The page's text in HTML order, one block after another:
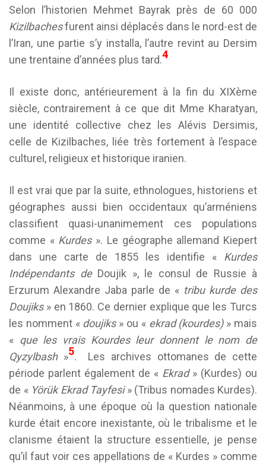
Selon l’historien Mehmet Bayrak près de 60 000
Kizilbachesfurent ainsi déplacés dans le nord-est de
l’Iran, une partie s’y installa, l’autre revint au Dersim
une trentaine d’années plus tard.4
Il existe donc, antérieurement à la fin du XIXème
siècle, contrairement à ce que dit Mme Kharatyan,
une identité collective chez les Alévis Dersimis,
celle de Kizilbaches, liée très fortement à l’espace
culturel, religieux et historique iranien.
Il est vrai que par la suite, ethnologues, historiens et
géographes aussi bien occidentaux qu’arméniens
classifient quasi-unanimement ces populations
comme « Kurdes». Le géographe allemand Kiepert
dans une carte de 1855 les identifie « Kurdes
Indépendants de Doujik », le consul de Russie à
Erzurum Alexandre Jaba parle de « tribu kurde des
Doujiks» en 1860. Ce dernier explique que les Turcs
les nomment « doujiks» ou « ekrad (kourdes)» mais
« que les vrais Kourdes leur donnent le nom de
Qyzylbash»5. Les archives ottomanes de cette
période parlent également de « Ekrad» (Kurdes) ou
de « Yörük Ekrad Tayfesi» (Tribus nomades Kurdes).
Néanmoins, à une époque où la question nationale
kurde était encore inexistante, où le tribalisme et le
clanisme étaient la structure essentielle, je pense
qu’il faut voir ces appellations de « Kurdes » comme